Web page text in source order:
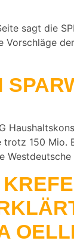
sagt die
150